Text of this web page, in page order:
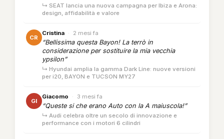
↳ SEAT lancia una nuova campagna per Ibiza e Arona:
design, affidabilità e valore
CR
Cristina · 2 mesi fa
“Bellissima questa Bayon! La terrò in
considerazione per sostituire la mia vecchia
ypsilon”
↳ Hyundai amplia la gamma Dark Line: nuove versioni
per i20, BAYON e TUCSON MY27
GI
Giacomo · 3 mesi fa
“Queste si che erano Auto con la A maiuscola!”
↳ Audi celebra oltre un secolo di innovazione e
performance con i motori 6 cilindri